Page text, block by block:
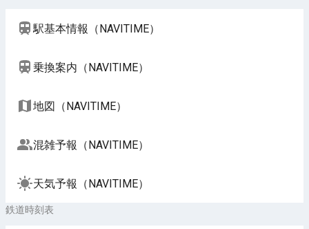
駅基本情報（NAVITIME）
乗換案内（NAVITIME）
地図（NAVITIME）
混雑予報（NAVITIME）
天気予報（NAVITIME）
鉄道時刻表